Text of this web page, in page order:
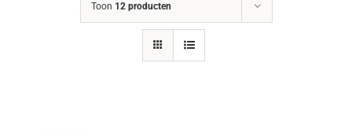
Toon 12 producten